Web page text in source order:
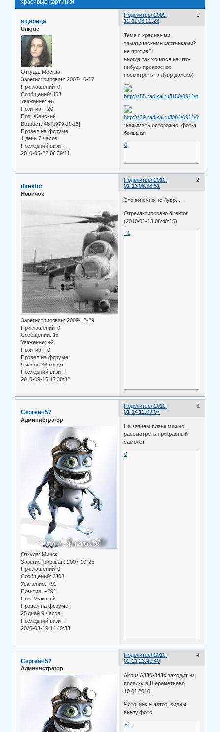
Красивые картинки
Поделиться 1
2009-
12-11 08:22:28
ящерица
Unique
Откуда: Москва
Зарегистрирован: 2007-10-17
Приглашений: 0
Сообщений: 153
Уважение: +6
Позитив: +20
Пол: Женский
Возраст: 46 [1979-11-15]
Провел на форуме:
1 день 7 часов
Последний визит:
2010-05-22 06:39:11
Тема с красивыми
тематическими картинками?
не против?
иногда так хочется на что-
нибудь прекрасное
посмотреть, а Лувр далеко)
*нажимать осторожно. фотка
большая
0
Поделиться 2
2010-
01-13 08:38:51
direktor
Новичок
Зарегистрирован: 2009-12-29
Приглашений: 0
Сообщений: 15
Уважение: +2
Позитив: +0
Провел на форуме:
9 часов 36 минут
Последний визит:
2010-09-16 17:30:32
Это конечно не Лувр....
Отредактировано direktor
(2010-01-13 08:40:15)
+1
Поделиться 3
2010-
01-14 12:09:07
Сергеич57
Администратор
Откуда: Минск
Зарегистрирован: 2007-10-25
Приглашений: 0
Сообщений: 3308
Уважение: +91
Позитив: +292
Пол: Мужской
Провел на форуме:
25 дней 9 часов
Последний визит:
2026-03-19 14:40:33
На заднем плане можно
рассмотреть прекрасный
самолёт
0
Поделиться 4
2010-
02-21 23:41:40
Сергеич57
Администратор
Airbus A330-343X заходит на
посадку в Шереметьево
10.01.2010.
Источник и автор видны
внизу фото
+1